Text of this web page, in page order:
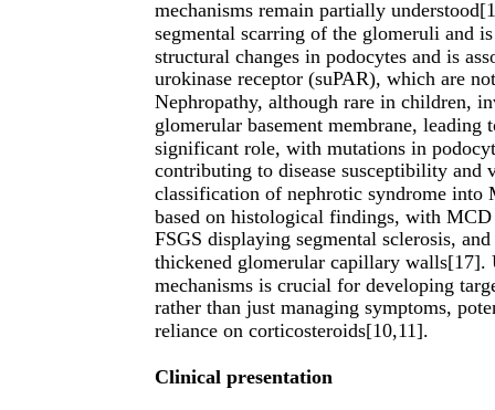
mechanisms remain partially
segmental scarring of the glomeruli and
structural changes in podocytes and is
urokinase receptor (suPAR), which are
Nephropathy, although rare in children,
glomerular basement membrane,
significant role, with mutations in
contributing to disease susceptibility
classification of nephrotic syndrome into
based on histological findings, with
FSGS displaying segmental sclerosis,
thickened glomerular capillary walls[17].
mechanisms is crucial for developing
rather than just managing symptoms,
reliance on corticosteroids[10,11].
Clinical presentation